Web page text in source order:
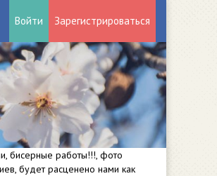
Войти Зарегистрироваться
бисерные работы!!!, фото
будет расценено нами как